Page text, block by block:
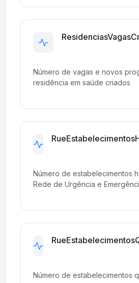
Número de vagas e novos
residência em saúde criados
Número de estabelecimentos
Rede de Urgência e
Número de estabelecimentos